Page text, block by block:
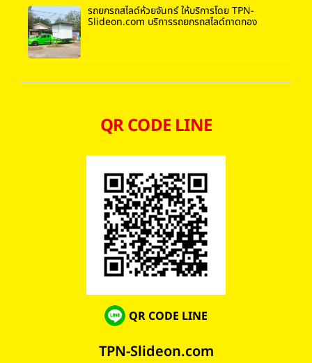
รถยกรถสไลด์ห้วยจันทร์ ให้บริการโดย TPN-
Slideon.com บริการรถยกรถสไลด์ถาดกอง
QR CODE LINE
QR CODE LINE
TPN-Slideon.com